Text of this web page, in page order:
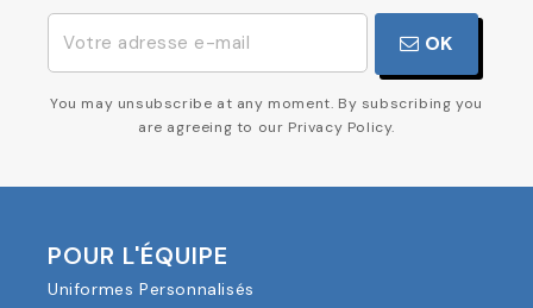
OK
You may unsubscribe at any moment. By subscribing you
are agreeing to our Privacy Policy.
POUR L'ÉQUIPE
Uniformes Personnalisés